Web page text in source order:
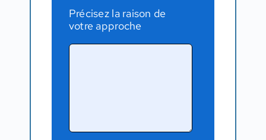
Précisez la raison de
votre approche